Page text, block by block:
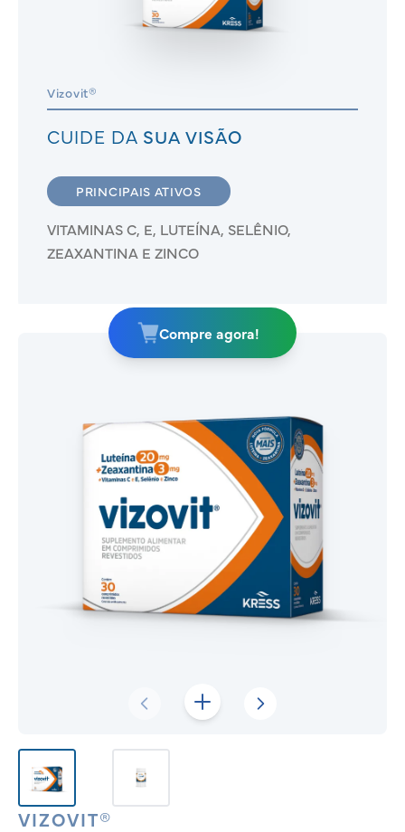
Vizovit®
CUIDE DA SUA VISÃO
PRINCIPAIS ATIVOS
VITAMINAS C, E, LUTEÍNA, SELÊNIO,
ZEAXANTINA E ZINCO
Compre agora!
VIZOVIT®